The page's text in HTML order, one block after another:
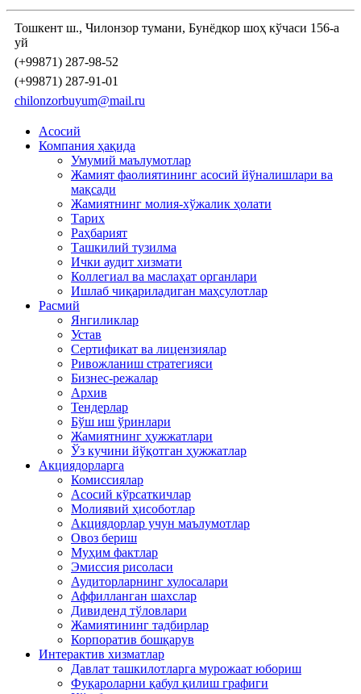
Тошкент ш., Чилонзор тумани, Бунёдкор шоҳ кўчаси 156-а
уй
(+99871) 287-98-52
(+99871) 287-91-01
chilonzorbuyum@mail.ru
Асосий
Компания ҳақида
Умумий маълумотлар
Жамият фаолиятининг асосий йўналишлари ва
мақсади
Жамиятнинг молия-хўжалик ҳолати
Тарих
Раҳбарият
Ташкилий тузилма
Ички аудит хизмати
Коллегиал ва маслаҳат органлари
Ишлаб чиқариладиган маҳсулотлар
Расмий
Янгиликлар
Устав
Сертификат ва лицензиялар
Ривожланиш стратегияси
Бизнес-режалар
Архив
Тендерлар
Бўш иш ўринлари
Жамиятнинг ҳужжатлари
Ўз кучини йўқотган ҳужжатлар
Акциядорларга
Комиссиялар
Асосий кўрсаткичлар
Молиявий ҳисоботлар
Акциядорлар учун маълумотлар
Овоз бериш
Муҳим фактлар
Эмиссия рисоласи
Аудиторларнинг хулосалари
Аффилланган шахслар
Дивиденд тўловлари
Жамиятининг тадбирлар
Корпоратив бошқарув
Интерактив хизматлар
Давлат ташкилотларга мурожаат юбориш
Фуқароларни қабул қилиш графиги